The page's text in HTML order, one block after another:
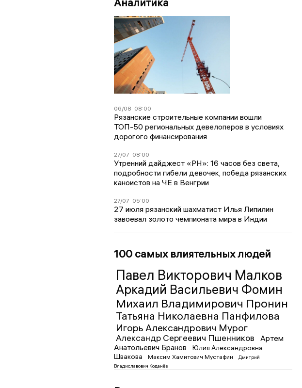
06/08 08:00
Рязанские строительные компании вошли
ТОП-50 региональных девелоперов в условиях
дорогого финансирования
27/07 08:00
Утренний дайджест «РН»: 16 часов без света,
подробности гибели девочек, победа рязанских
каноистов на ЧЕ в Венгрии
27/07 05:00
27 июля рязанский шахматист Илья Липилин
завоевал золото чемпионата мира в Индии
100 самых влиятельных людей
Павел Викторович Малков
Аркадий Васильевич Фомин
Михаил Владимирович Пронин
Татьяна Николаевна Панфилова
Игорь Александрович Мурог
Александр Сергеевич Пшенников
Артем
Анатольевич Бранов
Юлия Александровна
Швакова
Максим Хамитович Мустафин
Дмитрий
Владиславович Коданёв